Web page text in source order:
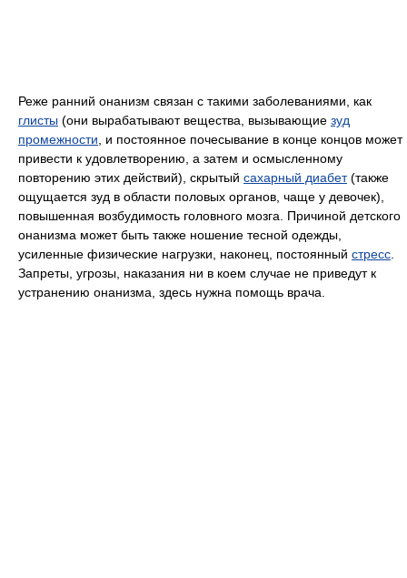
Реже ранний онанизм связан с такими заболеваниями, как
глисты (они вырабатывают вещества, вызывающие зуд
промежности, и постоянное почесывание в конце концов может
привести к удовлетворению, а затем и осмысленному
повторению этих действий), скрытый сахарный диабет(также
ощущается зуд в области половых органов, чаще у девочек),
повышенная возбудимость головного мозга. Причиной детского
онанизма может быть также ношение тесной одежды,
усиленные физические нагрузки, наконец, постоянный стресс.
Запреты, угрозы, наказания ни в коем случае не приведут к
устранению онанизма, здесь нужна помощь врача.